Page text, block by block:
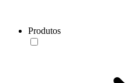
Produtos